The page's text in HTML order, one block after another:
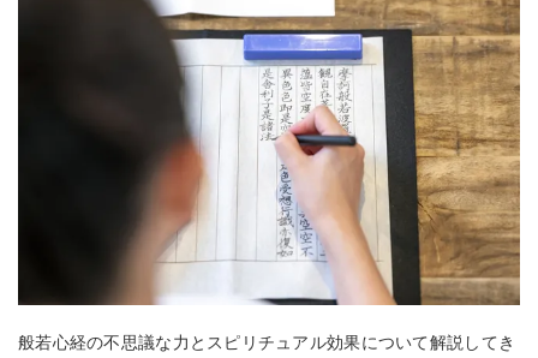
般若心経の不思議な力とスピリチュアル効果について解説してき